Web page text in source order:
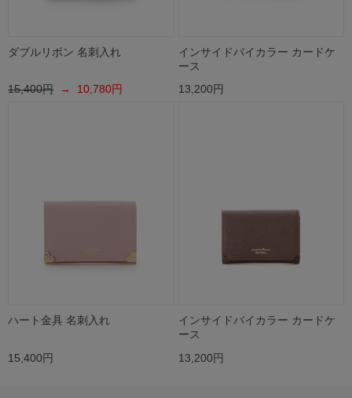
ダブルリボン 名刺入れ
15,400円 → 10,780円
インサイドバイカラー カードケ
ース
13,200円
ハート金具 名刺入れ
15,400円
インサイドバイカラー カードケ
ース
13,200円